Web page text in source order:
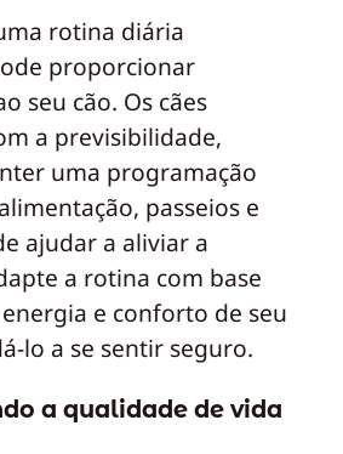
rotina diária
proporcionar
seu cão. Os cães
a previsibilidade,
uma programação
passeios e
ajudar a aliviar a
a rotina com base
e conforto de seu
lo a se sentir seguro.
a qualidade de vida